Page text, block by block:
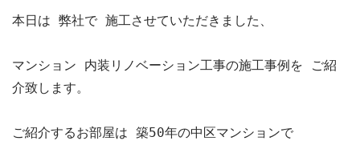
本日は 弊社で 施工させていただきました、
マンション 内装リノベーション工事の施工事例を ご紹
介致します。
ご紹介するお部屋は 築50年の中区マンションで